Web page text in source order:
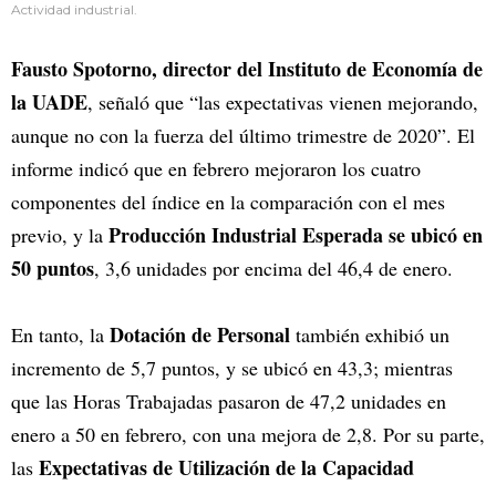
Actividad industrial.
Fausto Spotorno, director del Instituto de Economía de
la UADE, señaló que “las expectativas vienen mejorando,
aunque no con la fuerza del último trimestre de 2020”. El
informe indicó que en febrero mejoraron los cuatro
componentes del índice en la comparación con el mes
previo, y la Producción Industrial Esperada se ubicó en
50 puntos, 3,6 unidades por encima del 46,4 de enero.
En tanto, la Dotación de Personal también exhibió un
incremento de 5,7 puntos, y se ubicó en 43,3; mientras
que las Horas Trabajadas pasaron de 47,2 unidades en
enero a 50 en febrero, con una mejora de 2,8. Por su parte,
las Expectativas de Utilización de la Capacidad